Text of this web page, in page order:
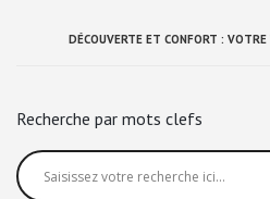
DÉCOUVERTE ET CONFORT :
Recherche par mots clefs